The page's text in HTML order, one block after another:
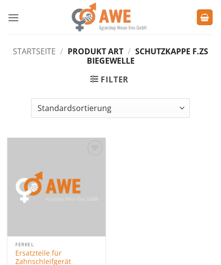
Inhalt
STARTSEITE / PRODUKT ART / SCHUTZKAPPE F.ZS
BIEGEWELLE
FILTER
FERKEL
Ersatzteile für
Zahnschleifgerät